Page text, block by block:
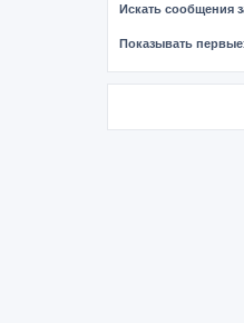
Искать сообщения
Показывать первые: